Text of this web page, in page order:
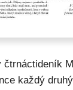
každý